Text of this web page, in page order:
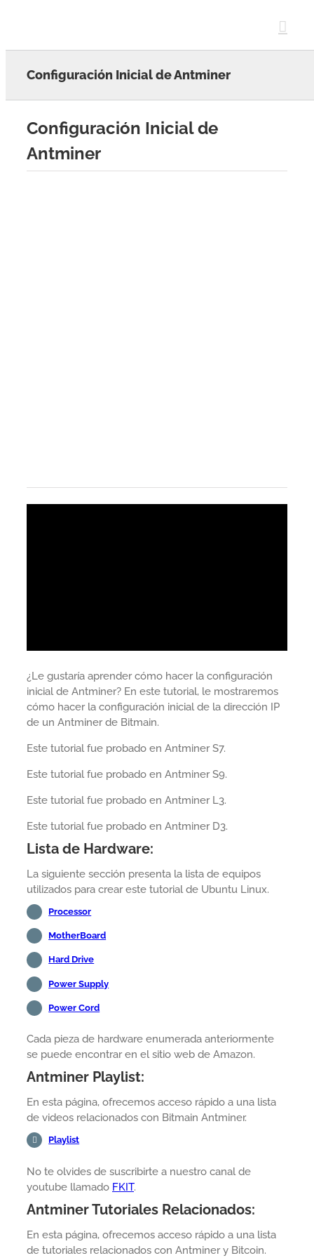
Configuración Inicial de Antminer
Configuración Inicial de
Antminer
¿Le gustaría aprender cómo hacer la configuración
inicial de Antminer? En este tutorial, le mostraremos
cómo hacer la configuración inicial de la dirección IP
de un Antminer de Bitmain.
Este tutorial fue probado en Antminer S7.
Este tutorial fue probado en Antminer S9.
Este tutorial fue probado en Antminer L3.
Este tutorial fue probado en Antminer D3.
Lista de Hardware:
La siguiente sección presenta la lista de equipos
utilizados para crear este tutorial de Ubuntu Linux.
Processor
MotherBoard
Hard Drive
Power Supply
Power Cord
Cada pieza de hardware enumerada anteriormente
se puede encontrar en el sitio web de Amazon.
Antminer Playlist:
En esta página, ofrecemos acceso rápido a una lista
de videos relacionados con Bitmain Antminer.
Playlist
No te olvides de suscribirte a nuestro canal de
youtube llamado FKIT.
Antminer Tutoriales Relacionados:
En esta página, ofrecemos acceso rápido a una lista
de tutoriales relacionados con Antminer y Bitcoin.